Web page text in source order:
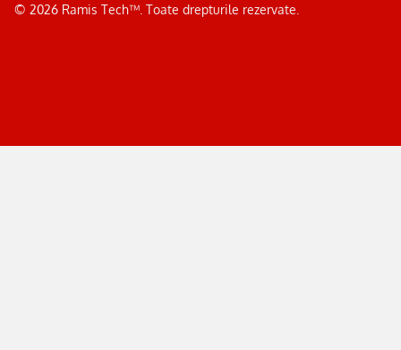
© 2026Ramis Tech™. Toate drepturile rezervate.